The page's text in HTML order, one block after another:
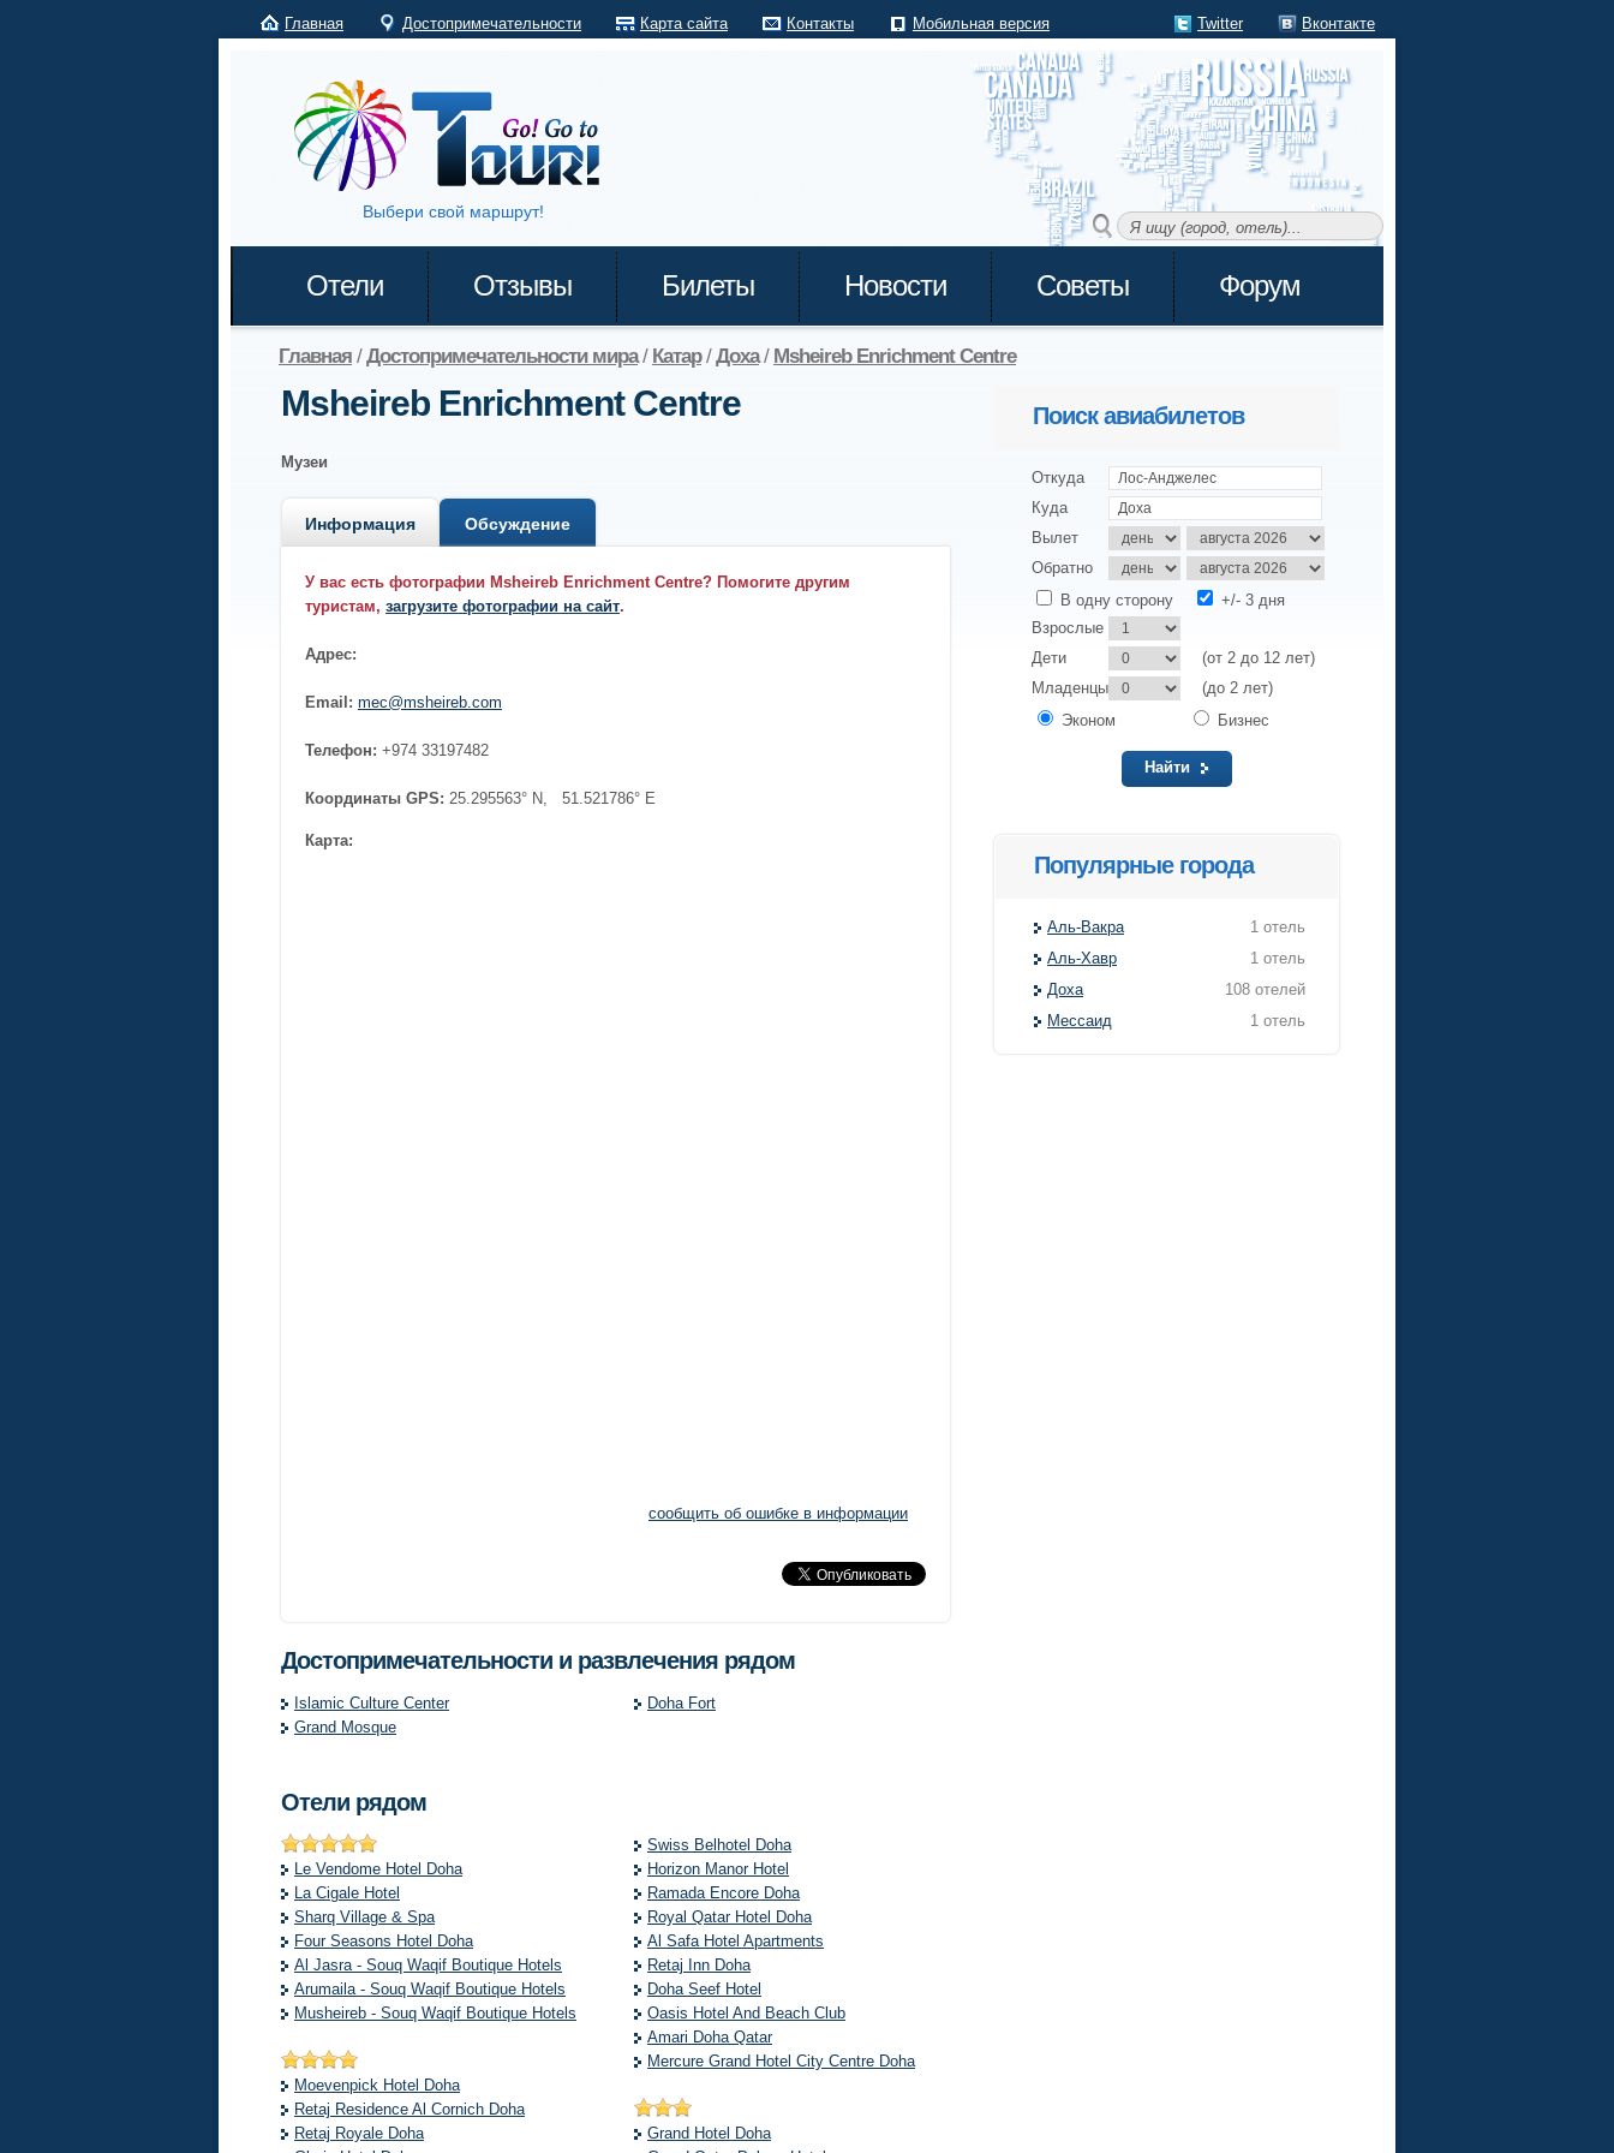
Главная Достопримечательности Карта сайта Контакты Мобильная версия Twitter Вконтакте
Выбери свой маршрут!
Отели Отзывы Билеты Новости Советы Форум
Главная /Достопримечательности мира/ Катар/Доха/ Msheireb Enrichment Centre
Msheireb Enrichment Centre
Музеи
Информация Обсуждение
У вас есть фотографии Msheireb Enrichment Centre? Помогите другим
туристам, загрузите фотографии на сайт.
Адрес:
Email: mec@msheireb.com
Телефон: +974 33197482
Координаты GPS: 25.295563° N, 51.521786° E
Карта:
сообщить об ошибке в информации
Достопримечательности и развлечения рядом
Islamic Culture Center
Grand Mosque
Doha Fort
Отели рядом
Le Vendome Hotel Doha
La Cigale Hotel
Sharq Village & Spa
Four Seasons Hotel Doha
Al Jasra - Souq Waqif Boutique Hotels
Arumaila - Souq Waqif Boutique Hotels
Musheireb - Souq Waqif Boutique Hotels
Moevenpick Hotel Doha
Retaj Residence Al Cornich Doha
Retaj Royale Doha
Swiss Belhotel Doha
Horizon Manor Hotel
Ramada Encore Doha
Royal Qatar Hotel Doha
Al Safa Hotel Apartments
Retaj Inn Doha
Doha Seef Hotel
Oasis Hotel And Beach Club
Amari Doha Qatar
Mercure Grand Hotel City Centre Doha
Grand Hotel Doha
Поиск авиабилетов
Откуда
Куда
Вылет
Обратно
В одну сторону
+/- 3 дня
Взрослые
Дети
(от 2 до 12 лет)
Младенцы
(до 2 лет)
Эконом
Бизнес
Найти
Популярные города
1 отель
Аль-Вакра
1 отель
Аль-Хавр
108 отелей
Доха
1 отель
Мессаид